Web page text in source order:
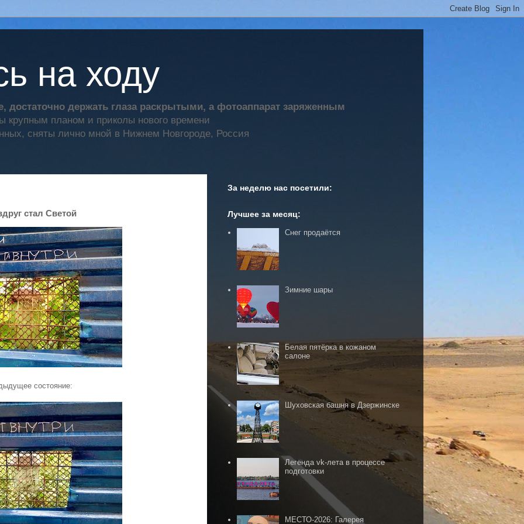
на ходу
достаточно держать глаза раскрытыми, а фотоаппарат заряженным
крупным планом и приколы нового времени
сняты лично мной в Нижнем Новгороде, Россия
стал Светой
состояние:
За неделю нас посетили:
Лучшее за месяц:
Снег продаётся
Зимние шары
Белая пятёрка в кожаном
салоне
Шуховская башня в Дзержинске
Легенда vk-лета в процессе
подготовки
МЕСТО-2026: Галерея